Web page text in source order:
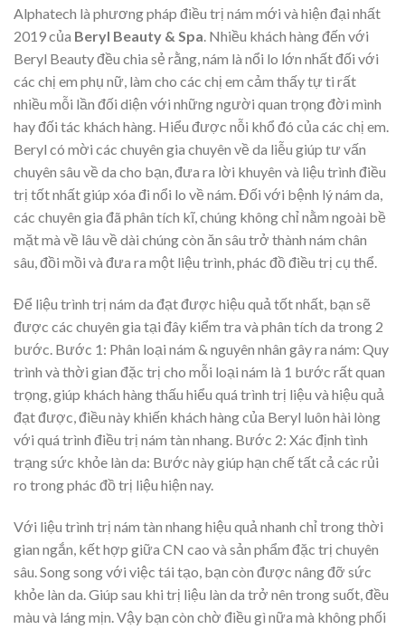
Alphatech là phương pháp điều trị nám mới và hiện đại nhất
2019 của Beryl Beauty & Spa. Nhiều khách hàng đến với
Beryl Beautyđều chia sẻ rằng, nám là nổi lo lớn nhất đối với
các chị em phụ nữ, làm cho các chị em cảm thấy tự ti rất
nhiều mỗi lần đối diện với những người quan trọng đời mình
hay đối tác khách hàng. Hiểu được nỗi khổ đó của các chị em.
Beryl có mời các chuyên gia chuyên về da liễu giúp tư vấn
chuyên sâu về da cho bạn, đưa ra lời khuyên và liệu trình điều
trị tốt nhất giúp xóa đi nổi lo về nám. Đối với bệnh lý nám da,
các chuyên gia đã phân tích kĩ, chúng không chỉ nằm ngoài bề
mặt mà về lâu về dài chúng còn ăn sâu trở thành nám chân
sâu, đồi mồi và đưa ra một liệu trình, phác đồ điều trị cụ thể.
Để liệu trình trị nám da đạt được hiệu quả tốt nhất, bạn sẽ
được các chuyên gia tại đây kiểm tra và phân tích da trong 2
bước. Bước 1: Phân loại nám & nguyên nhân gây ra nám: Quy
trình và thời gian đặc trị cho mỗi loại nám là 1 bước rất quan
trọng, giúp khách hàng thấu hiểu quá trình trị liệu và hiệu quả
đạt được, điều này khiến khách hàng của Beryl luôn hài lòng
với quá trình điều trị nám tàn nhang. Bước 2: Xác định tình
trạng sức khỏe làn da: Bước này giúp hạn chế tất cả các rủi
ro trong phác đồ trị liệu hiện nay.
Với liệu trình trị nám tàn nhang hiệu quả nhanh chỉ trong thời
gian ngắn, kết hợp giữa CN cao và sản phẩm đặc trị chuyên
sâu. Song song với việc tái tạo, bạn còn được nâng đỡ sức
khỏe làn da. Giúp sau khi trị liệu làn da trở nên trong suốt, đều
màu và láng mịn. Vậy bạn còn chờ điều gì nữa mà không phối